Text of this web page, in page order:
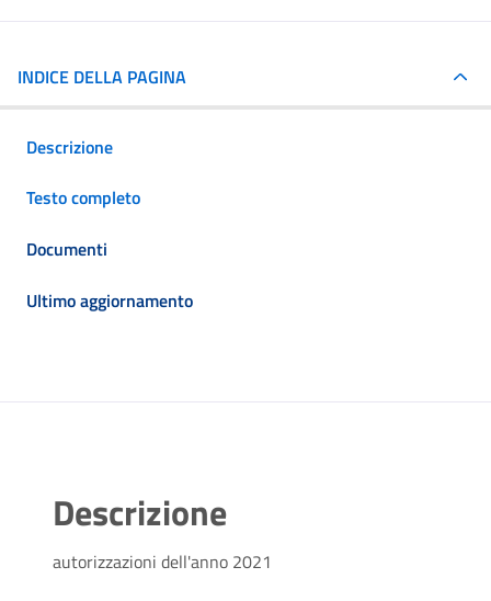
INDICE DELLA PAGINA
Descrizione
Testo completo
Documenti
Ultimo aggiornamento
Descrizione
autorizzazioni dell'anno 2021